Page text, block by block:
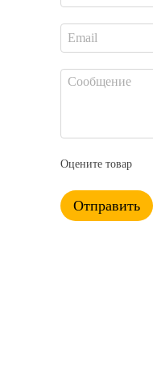
Оцените товар
Отправить